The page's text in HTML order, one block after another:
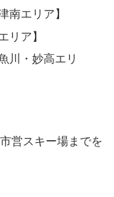
南エリア】
リア】
川・妙高エリ
営スキー場までを